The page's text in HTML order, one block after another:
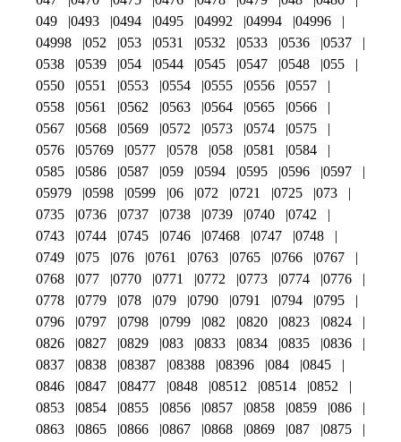
049
0493 0494 0495 04992 04994
04996
04998
052 053 0531 0532 0533 0536
0537
0538
0539 054 0544 0545 0547 0548
055
0550
0551 0553 0554 0555 0556
0557
0558
0561 0562 0563 0564 0565
0566
0567
0568 0569 0572 0573 0574
0575
0576
05769 0577 0578 058 0581
0584
0585
0586 0587 059 0594 0595 0596
0597
05979
0598 0599 06 072 0721 0725
073
0735
0736 0737 0738 0739 0740
0742
0743
0744 0745 0746 07468 0747
0748
0749
075 076 0761 0763 0765 0766
0767
0768
077 0770 0771 0772 0773 0774
0776
0778
0779 078 079 0790 0791 0794
0795
0796
0797 0798 0799 082 0820 0823
0824
0826
0827 0829 083 0833 0834 0835
0836
0837
0838 08387 08388 08396 084
0845
0846
0847 08477 0848 08512 08514
0852
0853
0854 0855 0856 0857 0858 0859
086
0863
0865 0866 0867 0868 0869 087
0875